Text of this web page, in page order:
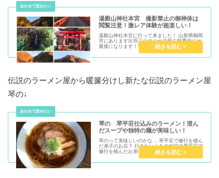
湯殿山神社本宮 撮影禁止の御神体は
閲覧注意！激レア体験が超楽しい！
湯殿山神社本宮に行って来ました！ 山形県鶴岡
市にあります出羽三山の１つで登る順番的には
最後になります！羽黒山（現世）→ 月山（前
世）→ 湯殿山（来世）となってい...
伝説のラーメン屋から暖簾分けし新たな伝説のラーメン屋
琴の↓
琴の 琴平荘仕込みのラーメン！澄ん
だスープや独特の麺が美味しい！
琴のって美味しいのかな… 琴平荘で修行を積ん
だ弟子のお店？ 行きたい！あの伝説の琴平荘で
修行を積んだお弟子さんのお店が、山形県鶴岡
市羽黒町にあるということで、行...